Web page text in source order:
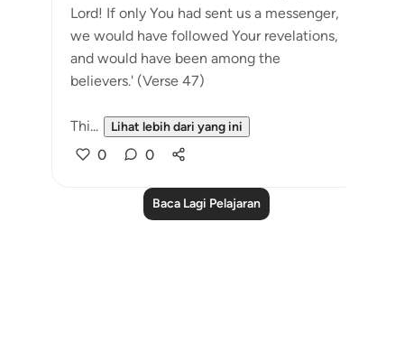
Lord! If only You had sent us a messenger,
we would have followed Your revelations,
and would have been among the
believers.' (Verse 47)
Thi... Lihat lebih dari yang ini
0 0
Baca Lagi Pelajaran